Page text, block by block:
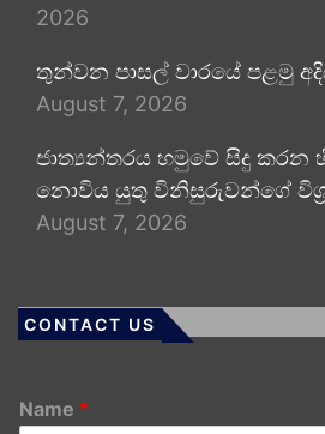
2026
තුන්වන පාසල් වාරයේ පළමු
August 7, 2026
ජාත්‍යන්තරය හමුවේ සිදු
නොවිය යුතු විනිසුරුවන්ගේ
August 7, 2026
CONTACT US
Name *